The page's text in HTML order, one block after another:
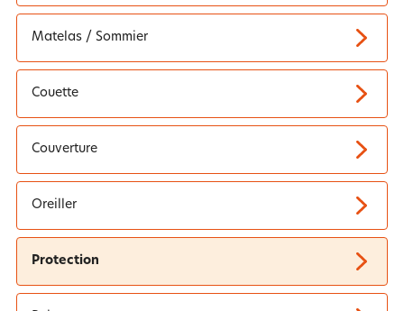
Matelas / Sommier
Couette
Couverture
Oreiller
Protection